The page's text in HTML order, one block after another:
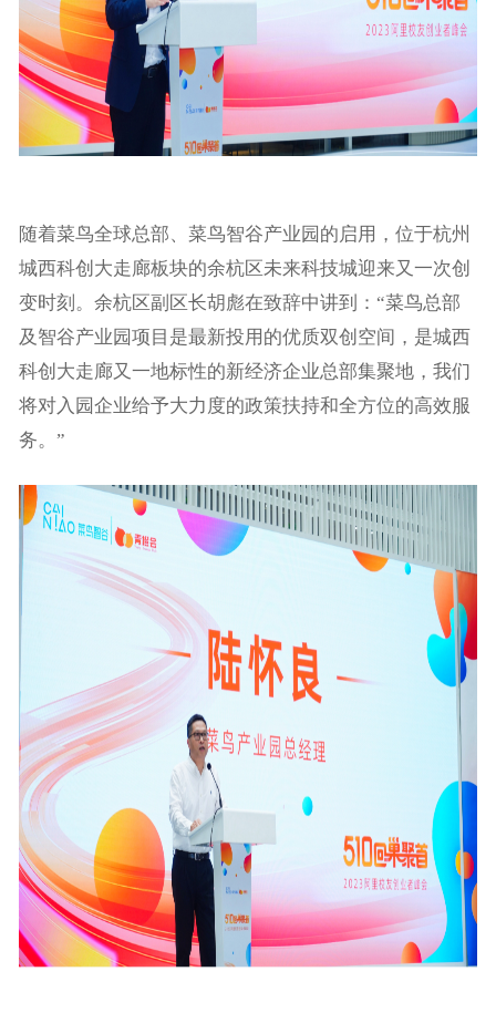
随着菜鸟全球总部、菜鸟智谷产业园的启用，位于杭州
城西科创大走廊板块的余杭区未来科技城迎来又一次创
变时刻。余杭区副区长胡彪在致辞中讲到：“菜鸟总部
及智谷产业园项目是最新投用的优质双创空间，是城西
科创大走廊又一地标性的新经济企业总部集聚地，我们
将对入园企业给予大力度的政策扶持和全方位的高效服
务。”